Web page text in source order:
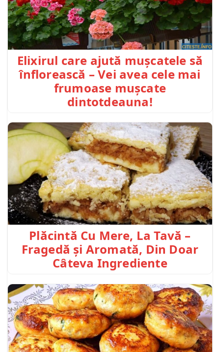
Elixirul care ajută mușcatele să
înflorească – Vei avea cele mai
frumoase mușcate
dintotdeauna!
Plăcintă Cu Mere, La Tavă –
Fragedă și Aromată, Din Doar
Câteva Ingrediente